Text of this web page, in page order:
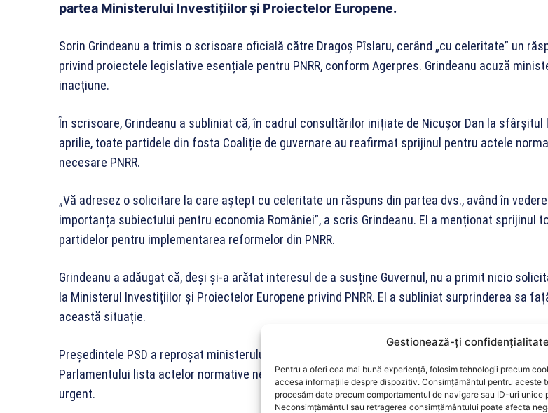
Gestionează-ți
Pentru a oferi cea mai bună experiență, folosim tehnologii precum
accesa informațiile despre dispozitiv. Consimțământul pentru aceste
procesăm date precum comportamentul de navigare sau ID-uri unice
Neconsimțământul sau retragerea consimțământului poate afecta
partea Ministerului Investițiilor și Proiectelor Europene.
Sorin Grindeanu a trimis o scrisoare oficială către Dragoș Pîslaru, cerând „cu celeritate” un
privind proiectele legislative esențiale pentru PNRR, conform Agerpres. Grindeanu acuză
inacțiune.
În scrisoare, Grindeanu a subliniat că, în cadrul consultărilor inițiate de Nicușor Dan la sfârșitul
aprilie, toate partidele din fosta Coaliție de guvernare au reafirmat sprijinul pentru actele
necesare PNRR.
„Vă adresez o solicitare la care aștept cu celeritate un răspuns din partea dvs., având în vedere
importanța subiectului pentru economia României”, a scris Grindeanu. El a menționat sprijinul
partidelor pentru implementarea reformelor din PNRR.
Grindeanu a adăugat că, deși și-a arătat interesul de a susține Guvernul, nu a primit nicio
la Ministerul Investițiilor și Proiectelor Europene privind PNRR. El a subliniat surprinderea sa
această situație.
Președintele PSD a reproșat ministerului că, deși este coordonatorul național al PNRR, nu a
Parlamentului lista actelor normative necesare. El a cerut ca această listă să fie transmisă cât
urgent.